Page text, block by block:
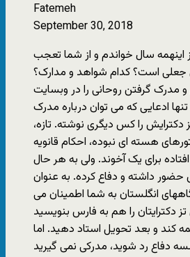
Fatemeh
September 30, 2018
اینهمه سال خواندم و از شما تعجب
است؟ کدام شواهد و مدارک؟
مدرک گرفتن روحانى را در وبسایت
ادعایى که مى توان درباره مدرک
دکترایش را کس دیگرى نوشته. تازه،
هسته اى نبوده، احکام قانویه
براى یک آخوند. ولى به هر حال
داشته و دفاع کرده. به عنوان
انگلستان به شما اطمینان مى
دکترایتان را هم به فارس بنویسید
کند و بعد تحویل استاد دهید. اما